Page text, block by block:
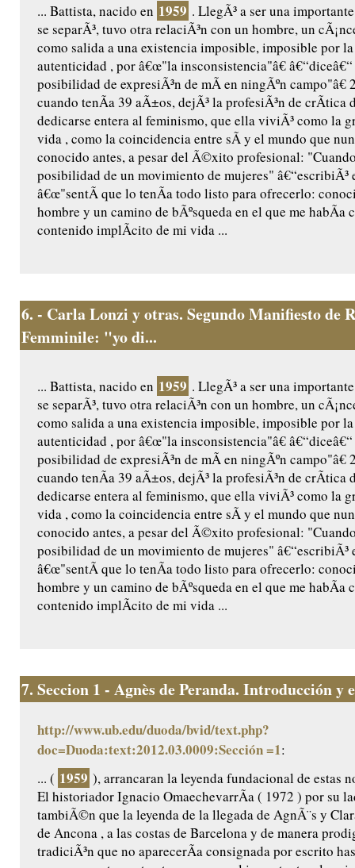
... Battista, nacido en 1959 . LlegÃ³ a ser una
se separÃ³, tuvo otra relaciÃ³n con un hombre, un
como salida a una existencia imposible, imposible por
autenticidad , por â€œ"la insconsistencia"â€
posibilidad de expresiÃ³n de mÃ­ en ningÃºn campo"â€
cuando tenÃ­a 39 aÃ±os, dejÃ³ la profesiÃ³n de crÃ­tica
dedicarse entera al feminismo, que ella viviÃ³ como la
vida , como la coincidencia entre sÃ­ y el mundo que
conocido antes, a pesar del Ã©xito profesional:
posibilidad de un movimiento de mujeres" â€“escribiÃ³
â€œ"sentÃ­ que lo tenÃ­a todo listo para ofrecerlo:
hombre y un camino de bÃºsqueda en el que me habÃ­a
contenido implÃ­cito de mi vida ...
6. - Carla Lonzi y otras. Segundo Manifiesto de
Femminile: "yo di...
... Battista, nacido en 1959 . LlegÃ³ a ser una
se separÃ³, tuvo otra relaciÃ³n con un hombre, un
como salida a una existencia imposible, imposible por
autenticidad , por â€œ"la insconsistencia"â€
posibilidad de expresiÃ³n de mÃ­ en ningÃºn campo"â€
cuando tenÃ­a 39 aÃ±os, dejÃ³ la profesiÃ³n de crÃ­tica
dedicarse entera al feminismo, que ella viviÃ³ como la
vida , como la coincidencia entre sÃ­ y el mundo que
conocido antes, a pesar del Ã©xito profesional:
posibilidad de un movimiento de mujeres" â€“escribiÃ³
â€œ"sentÃ­ que lo tenÃ­a todo listo para ofrecerlo:
hombre y un camino de bÃºsqueda en el que me habÃ­a
contenido implÃ­cito de mi vida ...
7. Seccion 1 - Agnès de Peranda. Introducción y
http://www.ub.edu/duoda/bvid/text.php?
doc=Duoda:text:2012.03.0009:Sección =1:
... ( 1959 ), arrancaran la leyenda fundacional de estas
El historiador Ignacio OmaechevarrÃ­a ( 1972 ) por su
tambiÃ©n que la leyenda de la llegada de AgnÃ¨s y
de Ancona , a las costas de Barcelona y de manera
tradiciÃ³n que no aparecerÃ­a consignada por escrito